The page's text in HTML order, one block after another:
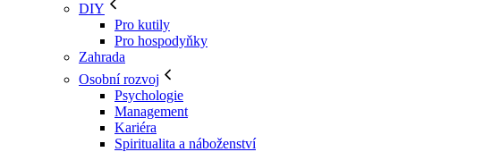
DIY
Pro kutily
Pro hospodyňky
Zahrada
Osobní rozvoj
Psychologie
Management
Kariéra
Spiritualita a náboženství